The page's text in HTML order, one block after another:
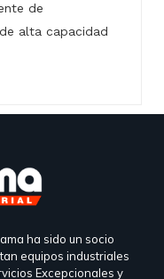
de
alta capacidad
ha sido un socio
equipos industriales
Excepcionales y